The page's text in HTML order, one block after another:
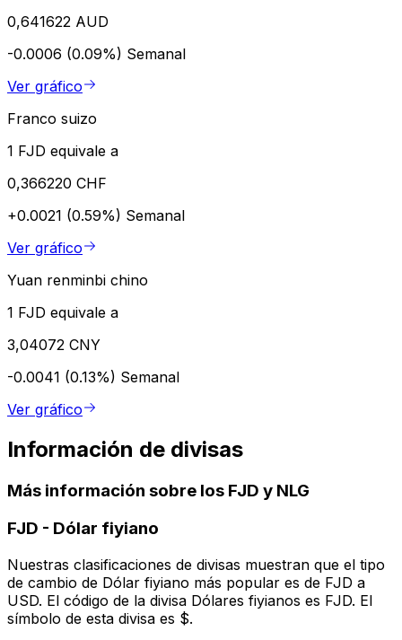
0,641622 AUD
-0.0006 (0.09%) Semanal
Ver gráfico
Franco suizo
1 FJD equivale a
0,366220 CHF
+0.0021 (0.59%) Semanal
Ver gráfico
Yuan renminbi chino
1 FJD equivale a
3,04072 CNY
-0.0041 (0.13%) Semanal
Ver gráfico
Información de divisas
Más información sobre los FJD y NLG
FJD - Dólar fiyiano
Nuestras clasificaciones de divisas muestran que el tipo
de cambio de Dólar fiyiano más popular es de FJD a
USD. El código de la divisa Dólares fiyianos es FJD. El
símbolo de esta divisa es $.